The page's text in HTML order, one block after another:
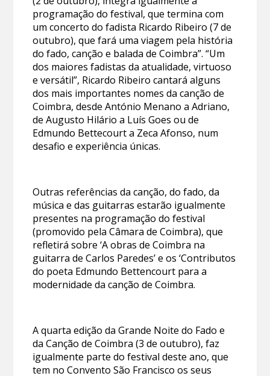
programação do festival, que termina com
um concerto do fadista Ricardo Ribeiro (7 de
outubro), que fará uma viagem pela história
do fado, canção e balada de Coimbra”. “Um
dos maiores fadistas da atualidade, virtuoso
e versátil”, Ricardo Ribeiro cantará alguns
dos mais importantes nomes da canção de
Coimbra, desde António Menano a Adriano,
de Augusto Hilário a Luís Goes ou de
Edmundo Bettecourt a Zeca Afonso, num
desafio e experiência únicas.
Outras referências da canção, do fado, da
música e das guitarras estarão igualmente
presentes na programação do festival
(promovido pela Câmara de Coimbra), que
refletirá sobre ‘A obras de Coimbra na
guitarra de Carlos Paredes’ e os ‘Contributos
do poeta Edmundo Bettencourt para a
modernidade da canção de Coimbra.
A quarta edição da Grande Noite do Fado e
da Canção de Coimbra (3 de outubro), faz
igualmente parte do festival deste ano, que
tem no Convento São Francisco os seus